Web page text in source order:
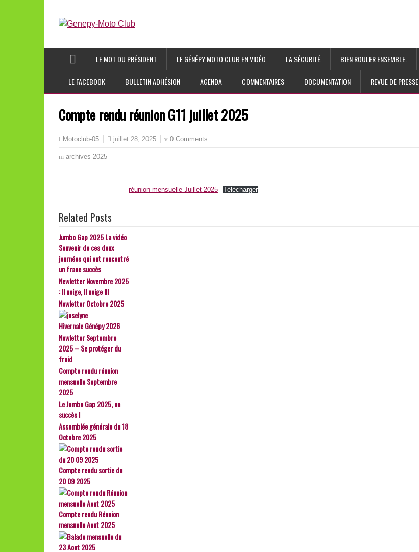
LE MOT DU PRÉSIDENT LE GÉNÉPY MOTO CLUB EN VIDÉO LA SÉCURITÉ BIEN ROULER ENSEMBLE.
LE FACEBOOK BULLETIN ADHÉSION AGENDA COMMENTAIRES DOCUMENTATION REVUE DE PRESSE
Compte rendu réunion G11 juillet 2025
Motoclub-05 juillet 28, 2025 0 Comments
archives-2025
réunion mensuelle Juillet 2025 Télécharger
Related Posts
Jumbo Gap 2025 La vidéo
Souvenir de ces deux
journées qui ont rencontré
un franc succès
Newletter Novembre 2025
: Il neige, Il neige !!!
Newletter Octobre 2025
Hivernale Génépy 2026
Newletter Septembre
2025 – Se protéger du
froid
Compte rendu réunion
mensuelle Septembre
2025
Le Jumbo Gap 2025, un
succès !
Assemblée générale du 18
Octobre 2025
Compte rendu sortie du
20 09 2025
Compte rendu Réunion
mensuelle Aout 2025